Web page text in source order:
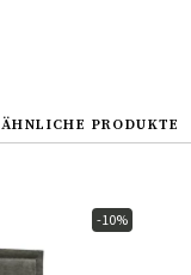
ÄHNLICHE PRODUKTE
-10%